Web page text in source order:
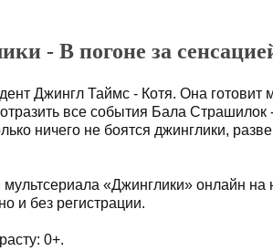
- В погоне за
Джингл Таймс - Котя. Она готовит
все события Бала Страшилок
ничего не боятся джинглики,
«Джинглики» онлайн
и без регистрации.
0+.